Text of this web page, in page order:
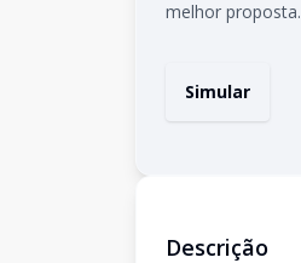
melhor proposta.
Simular
Descrição